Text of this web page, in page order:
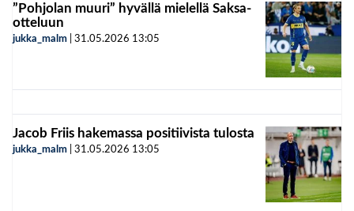
”Pohjolan muuri” hyvällä mielellä Saksa-
otteluun
jukka_malm 31.05.2026 13:05
Jacob Friis hakemassa positiivista tulosta
jukka_malm 31.05.2026 13:05